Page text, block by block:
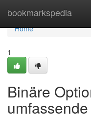
bookmarkspedia
Home
Home
1
Binäre